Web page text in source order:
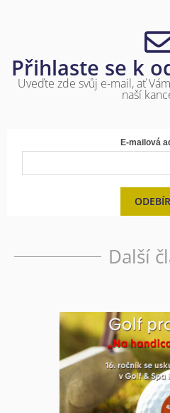
Přihlaste se k
Uveďte zde svůj e-mail, ať
naší
E-mailová
Další